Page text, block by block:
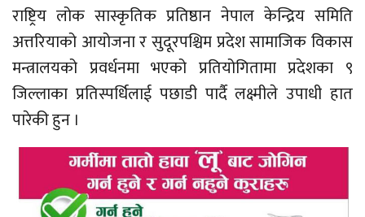
राष्ट्रिय लोक सास्कृतिक प्रतिष्ठान नेपाल केन्द्रिय समिति
अत्तरियाको आयोजना र सुदूरपश्चिम प्रदेश सामाजिक विकास
मन्त्रालयको प्रवर्धनमा भएको प्रतियोगितामा प्रदेशका ९
जिल्लाका प्रतिस्पर्धिलाई पछाडी पार्दै लक्ष्मीले उपाधी हात
पारेकी हुन ।